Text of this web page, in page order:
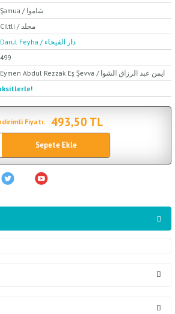
Şamua / شاموا
Ciltli / مجلد
Darul Feyha / دار الفيحاء
499
Eymen Abdul Rezzak Eş Şevva / ايمن عبد الرزاق الشوا
Fiyatı: 493,50 TL
Sepete Ekle